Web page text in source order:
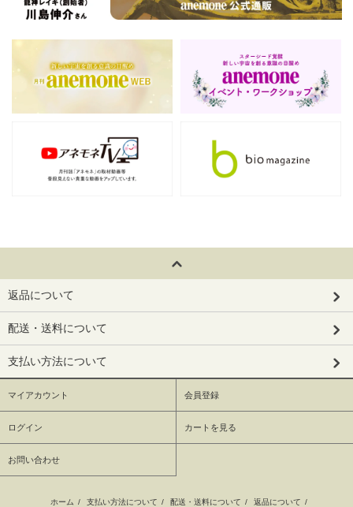
返品について
配送・送料について
支払い方法について
マイアカウント 会員登録
ログイン カートを見る
お問い合わせ
ホーム / 支払い方法について / 配送・送料について / 返品について /